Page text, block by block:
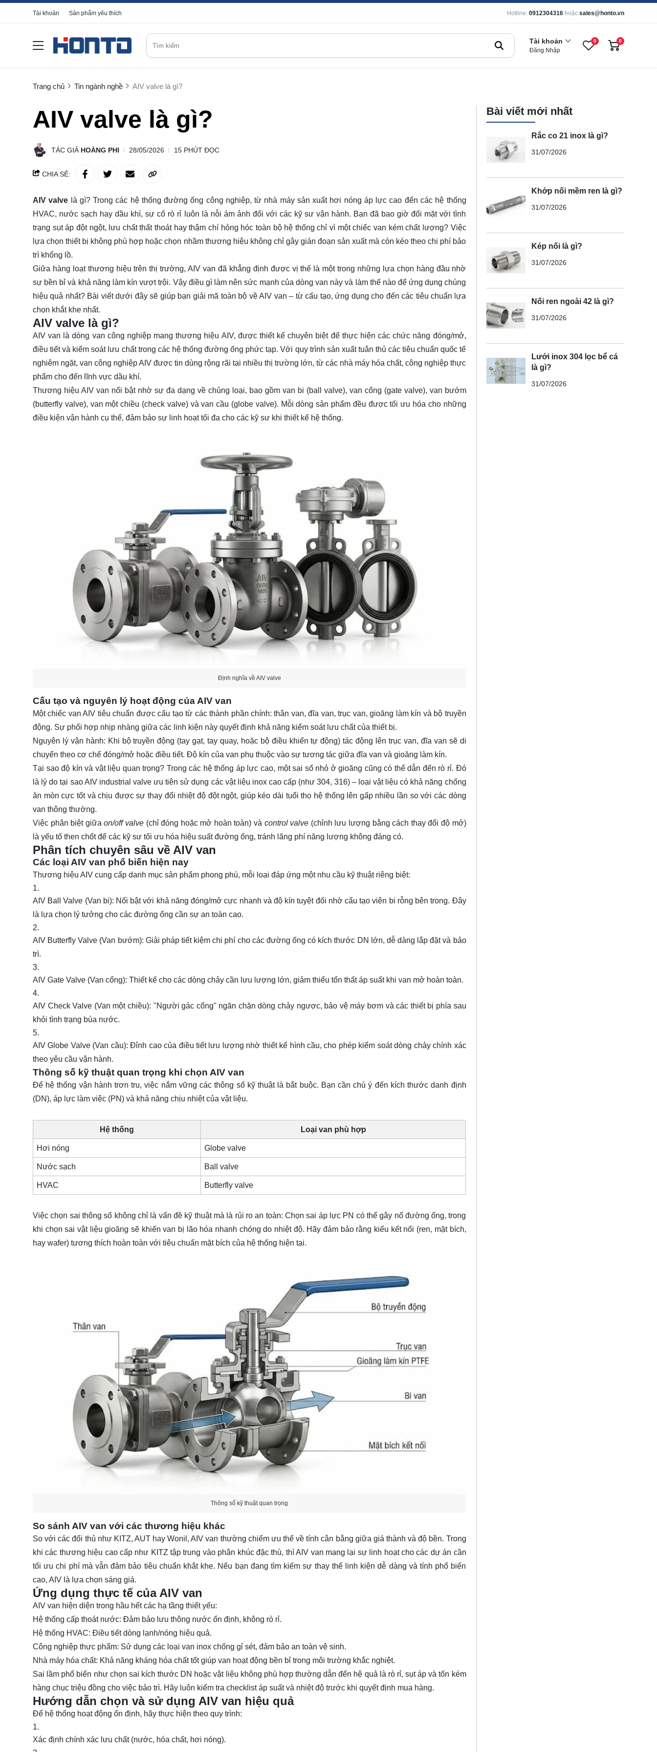
Tài khoản Sản phẩm yêu thích Hotline: 0912304316 hoặc sales@honto.vn
Tài khoản
Đăng Nhập
0 0
Trang chủ Tin ngành nghề AIV valve là gì?
AIV valve là gì?
TÁC GIẢ HOÀNG PHI 28/05/2026 15 PHÚT ĐỌC
CHIA SẺ:
AIV valve là gì? Trong các hệ thống đường ống công nghiệp, từ nhà máy sản xuất hơi nóng áp lực cao đến các hệ thống
HVAC, nước sạch hay dầu khí, sự cố rò rỉ luôn là nỗi ám ảnh đối với các kỹ sư vận hành. Bạn đã bao giờ đối mặt với tình
trạng sụt áp đột ngột, lưu chất thất thoát hay thậm chí hỏng hóc toàn bộ hệ thống chỉ vì một chiếc van kém chất lượng? Việc
lựa chọn thiết bị không phù hợp hoặc chọn nhầm thương hiệu không chỉ gây gián đoạn sản xuất mà còn kéo theo chi phí bảo
trì khổng lồ.
Giữa hàng loạt thương hiệu trên thị trường, AIV van đã khẳng định được vị thế là một trong những lựa chọn hàng đầu nhờ
sự bền bỉ và khả năng làm kín vượt trội. Vậy điều gì làm nên sức mạnh của dòng van này và làm thế nào để ứng dụng chúng
hiệu quả nhất? Bài viết dưới đây sẽ giúp bạn giải mã toàn bộ về AIV van – từ cấu tạo, ứng dụng cho đến các tiêu chuẩn lựa
chọn khắt khe nhất.
AIV valve là gì?
AIV van là dòng van công nghiệp mang thương hiệu AIV, được thiết kế chuyên biệt để thực hiện các chức năng đóng/mở,
điều tiết và kiểm soát lưu chất trong các hệ thống đường ống phức tạp. Với quy trình sản xuất tuân thủ các tiêu chuẩn quốc tế
nghiêm ngặt, van công nghiệp AIV được tin dùng rộng rãi tại nhiều thị trường lớn, từ các nhà máy hóa chất, công nghiệp thực
phẩm cho đến lĩnh vực dầu khí.
Thương hiệu AIV van nổi bật nhờ sự đa dạng về chủng loại, bao gồm van bi (ball valve), van cổng (gate valve), van bướm
(butterfly valve), van một chiều (check valve) và van cầu (globe valve). Mỗi dòng sản phẩm đều được tối ưu hóa cho những
điều kiện vận hành cụ thể, đảm bảo sự linh hoạt tối đa cho các kỹ sư khi thiết kế hệ thống.
Định nghĩa về AIV valve
Cấu tạo và nguyên lý hoạt động của AIV van
Một chiếc van AIV tiêu chuẩn được cấu tạo từ các thành phần chính: thân van, đĩa van, trục van, gioăng làm kín và bộ truyền
động. Sự phối hợp nhịp nhàng giữa các linh kiện này quyết định khả năng kiểm soát lưu chất của thiết bị.
Nguyên lý vận hành: Khi bộ truyền động (tay gạt, tay quay, hoặc bộ điều khiển tự động) tác động lên trục van, đĩa van sẽ di
chuyển theo cơ chế đóng/mở hoặc điều tiết. Độ kín của van phụ thuộc vào sự tương tác giữa đĩa van và gioăng làm kín.
Tại sao độ kín và vật liệu quan trọng? Trong các hệ thống áp lực cao, một sai số nhỏ ở gioăng cũng có thể dẫn đến rò rỉ. Đó
là lý do tại sao AIV industrial valve ưu tiên sử dụng các vật liệu inox cao cấp (như 304, 316) – loại vật liệu có khả năng chống
ăn mòn cực tốt và chịu được sự thay đổi nhiệt độ đột ngột, giúp kéo dài tuổi thọ hệ thống lên gấp nhiều lần so với các dòng
van thông thường.
Việc phân biệt giữaon/off valve(chỉ đóng hoặc mở hoàn toàn) và control valve (chỉnh lưu lượng bằng cách thay đổi độ mở)
là yếu tố then chốt để các kỹ sư tối ưu hóa hiệu suất đường ống, tránh lãng phí năng lượng không đáng có.
Phân tích chuyên sâu về AIV van
Các loại AIV van phổ biến hiện nay
Thương hiệu AIV cung cấp danh mục sản phẩm phong phú, mỗi loại đáp ứng một nhu cầu kỹ thuật riêng biệt:
AIV Ball Valve (Van bi): Nổi bật với khả năng đóng/mở cực nhanh và độ kín tuyệt đối nhờ cấu tạo viên bi rỗng bên trong. Đây
là lựa chọn lý tưởng cho các đường ống cần sự an toàn cao.
AIV Butterfly Valve (Van bướm): Giải pháp tiết kiệm chi phí cho các đường ống có kích thước DN lớn, dễ dàng lắp đặt và bảo
trì.
AIV Gate Valve (Van cổng): Thiết kế cho các dòng chảy cần lưu lượng lớn, giảm thiểu tổn thất áp suất khi van mở hoàn toàn.
AIV Check Valve (Van một chiều): "Người gác cổng" ngăn chặn dòng chảy ngược, bảo vệ máy bơm và các thiết bị phía sau
khỏi tình trạng búa nước.
AIV Globe Valve (Van cầu): Đỉnh cao của điều tiết lưu lượng nhờ thiết kế hình cầu, cho phép kiểm soát dòng chảy chính xác
theo yêu cầu vận hành.
Thông số kỹ thuật quan trọng khi chọn AIV van
Để hệ thống vận hành trơn tru, việc nắm vững các thông số kỹ thuật là bắt buộc. Bạn cần chú ý đến kích thước danh định
(DN), áp lực làm việc (PN) và khả năng chịu nhiệt của vật liệu.
Hệ thống Loại van phù hợp
Hơi nóng Globe valve
Nước sạch Ball valve
HVAC Butterfly valve
Việc chọn sai thông số không chỉ là vấn đề kỹ thuật mà là rủi ro an toàn: Chọn sai áp lực PN có thể gây nổ đường ống, trong
khi chọn sai vật liệu gioăng sẽ khiến van bị lão hóa nhanh chóng do nhiệt độ. Hãy đảm bảo rằng kiểu kết nối (ren, mặt bích,
hay wafer) tương thích hoàn toàn với tiêu chuẩn mặt bích của hệ thống hiện tại.
Thông số kỹ thuật quan trọng
So sánh AIV van với các thương hiệu khác
So với các đối thủ như KITZ, AUT hay Wonil, AIV van thường chiếm ưu thế về tính cân bằng giữa giá thành và độ bền. Trong
khi các thương hiệu cao cấp như KITZ tập trung vào phân khúc đặc thù, thì AIV van mang lại sự linh hoạt cho các dự án cần
tối ưu chi phí mà vẫn đảm bảo tiêu chuẩn khắt khe. Nếu bạn đang tìm kiếm sự thay thế linh kiện dễ dàng và tính phổ biến
cao, AIV là lựa chọn sáng giá.
Ứng dụng thực tế của AIV van
AIV van hiện diện trong hầu hết các hạ tầng thiết yếu:
Hệ thống cấp thoát nước: Đảm bảo lưu thông nước ổn định, không rò rỉ.
Hệ thống HVAC: Điều tiết dòng lạnh/nóng hiệu quả.
Công nghiệp thực phẩm: Sử dụng các loại van inox chống gỉ sét, đảm bảo an toàn vệ sinh.
Nhà máy hóa chất: Khả năng kháng hóa chất tốt giúp van hoạt động bền bỉ trong môi trường khắc nghiệt.
Sai lầm phổ biến như chọn sai kích thước DN hoặc vật liệu không phù hợp thường dẫn đến hệ quả là rò rỉ, sụt áp và tốn kém
hàng chục triệu đồng cho việc bảo trì. Hãy luôn kiểm tra checklist áp suất và nhiệt độ trước khi quyết định mua hàng.
Hướng dẫn chọn và sử dụng AIV van hiệu quả
Để hệ thống hoạt động ổn định, hãy thực hiện theo quy trình:
Xác định chính xác lưu chất (nước, hóa chất, hơi nóng).
Bài viết mới nhất
Rắc co 21 inox là gì?
31/07/2026
Khớp nối mềm ren là gì?
31/07/2026
Kép nối là gì?
31/07/2026
Nối ren ngoài 42 là gì?
31/07/2026
Lưới inox 304 lọc bể cá
là gì?
31/07/2026